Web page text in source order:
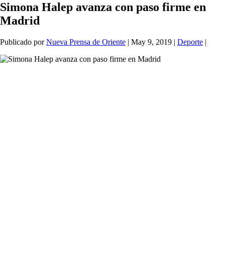
Simona Halep avanza con paso firme en
Madrid
Publicado porNueva Prensa de Oriente | May 9, 2019 | Deporte |